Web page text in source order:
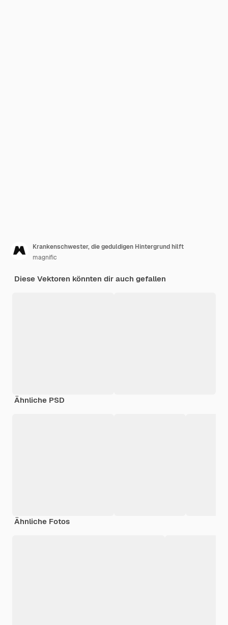
Krankenschwester, die geduldigen Hintergrund hilft
magnific
Diese Vektoren könnten dir auch gefallen
Ähnliche PSD
Ähnliche Fotos